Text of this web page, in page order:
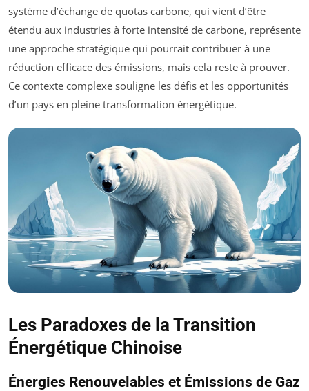
système d’échange de quotas carbone, qui vient d’être
étendu aux industries à forte intensité de carbone, représente
une approche stratégique qui pourrait contribuer à une
réduction efficace des émissions, mais cela reste à prouver.
Ce contexte complexe souligne les défis et les opportunités
d’un pays en pleine transformation énergétique.
Les Paradoxes de la Transition
Énergétique Chinoise
Énergies Renouvelables et Émissions de Gaz